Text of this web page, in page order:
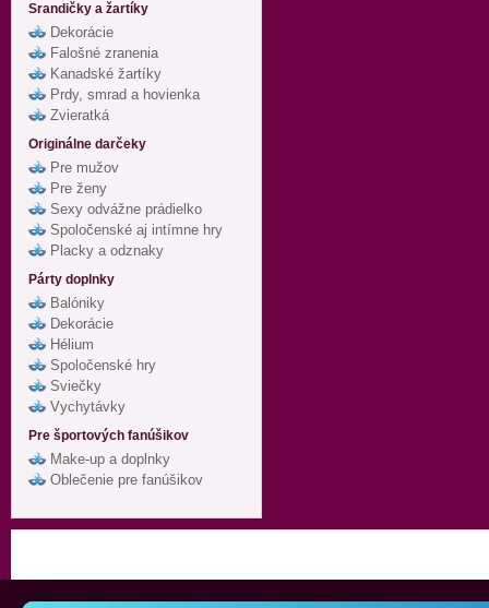
Srandičky a žartíky
Dekorácie
Falošné zranenia
Kanadské žartíky
Prdy, smrad a hovienka
Zvieratká
Originálne darčeky
Pre mužov
Pre ženy
Sexy odvážne prádielko
Spoločenské aj intímne hry
Placky a odznaky
Párty doplnky
Balóniky
Dekorácie
Hélium
Spoločenské hry
Sviečky
Vychytávky
Pre športových fanúšikov
Make-up a doplnky
Oblečenie pre fanúšikov